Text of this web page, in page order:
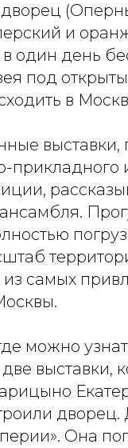
и
один день
под
в
самых
можно
выставки,
Она